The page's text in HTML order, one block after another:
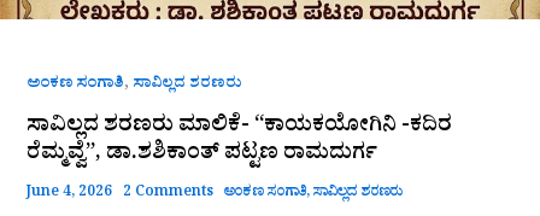
ಅಂಕಣ ಸಂಗಾತಿ, ಸಾವಿಲ್ಲದ ಶರಣರು
ಸಾವಿಲ್ಲದ ಶರಣರು ಮಾಲಿಕೆ- “ಕಾಯಕಯೋಗಿನಿ -ಕದಿರ
ರೆಮ್ಮವ್ವೆ”, ಡಾ.ಶಶಿಕಾಂತ್‌ ಪಟ್ಟಣ ರಾಮದುರ್ಗ
June 4, 2026 2 Comments ಅಂಕಣ ಸಂಗಾತಿ,ಸಾವಿಲ್ಲದ ಶರಣರು